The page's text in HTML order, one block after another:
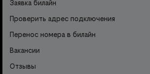
Заявка билайн
Проверить адрес подключения
Перенос номера в билайн
Вакансии
Отзывы